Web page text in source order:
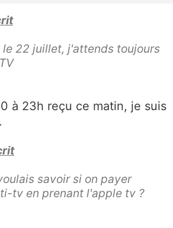
le 22 juillet, j'attends toujours
à 23h reçu ce matin, je suis
savoir si on payer
tv en prenant l'apple tv ?